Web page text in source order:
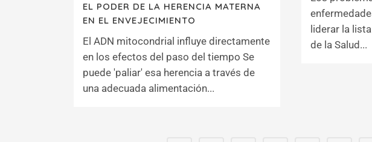
liderar la
de la Salud...
EL PODER DE LA HERENCIA MATERNA
EN EL ENVEJECIMIENTO
El ADN mitocondrial influye directamente
en los efectos del paso del tiempo Se
puede 'paliar' esa herencia a través de
una adecuada alimentación...